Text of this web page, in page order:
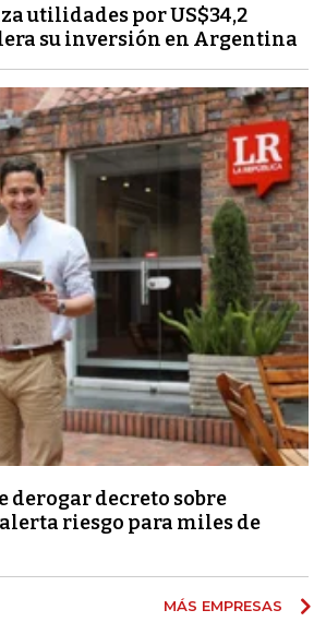
utilidades por US$34,2
su inversión en Argentina
derogar decreto sobre
riesgo para miles de
MÁS EMPRESAS